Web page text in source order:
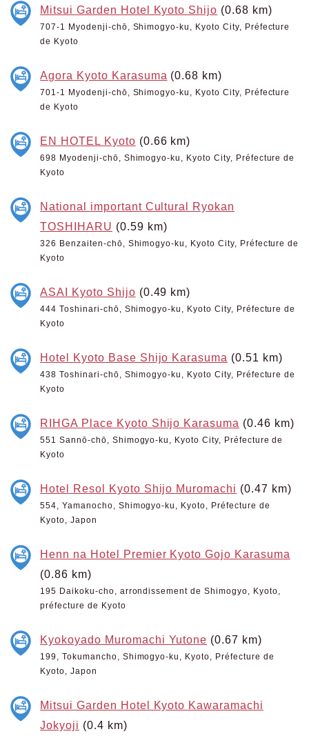
Mitsui Garden Hotel Kyoto Shijo (0.68 km)
707-1 Myodenji-chō, Shimogyo-ku, Kyoto City, Préfecture
de Kyoto
Agora Kyoto Karasuma (0.68 km)
701-1 Myodenji-chō, Shimogyo-ku, Kyoto City, Préfecture
de Kyoto
EN HOTEL Kyoto (0.66 km)
698 Myodenji-chō, Shimogyo-ku, Kyoto City, Préfecture de
Kyoto
National important Cultural Ryokan
TOSHIHARU (0.59 km)
326 Benzaiten-chō, Shimogyo-ku, Kyoto City, Préfecture de
Kyoto
ASAI Kyoto Shijo (0.49 km)
444 Toshinari-chō, Shimogyo-ku, Kyoto City, Préfecture de
Kyoto
Hotel Kyoto Base Shijo Karasuma (0.51 km)
438 Toshinari-chō, Shimogyo-ku, Kyoto City, Préfecture de
Kyoto
RIHGA Place Kyoto Shijo Karasuma (0.46 km)
551 Sannō-chō, Shimogyo-ku, Kyoto City, Préfecture de
Kyoto
Hotel Resol Kyoto Shijo Muromachi (0.47 km)
554, Yamanocho, Shimogyo-ku, Kyoto, Préfecture de
Kyoto, Japon
Henn na Hotel Premier Kyoto Gojo Karasuma
(0.86 km)
195 Daikoku-cho, arrondissement de Shimogyo, Kyoto,
préfecture de Kyoto
Kyokoyado Muromachi Yutone (0.67 km)
199, Tokumancho, Shimogyo-ku, Kyoto, Préfecture de
Kyoto, Japon
Mitsui Garden Hotel Kyoto Kawaramachi
Jokyoji (0.4 km)